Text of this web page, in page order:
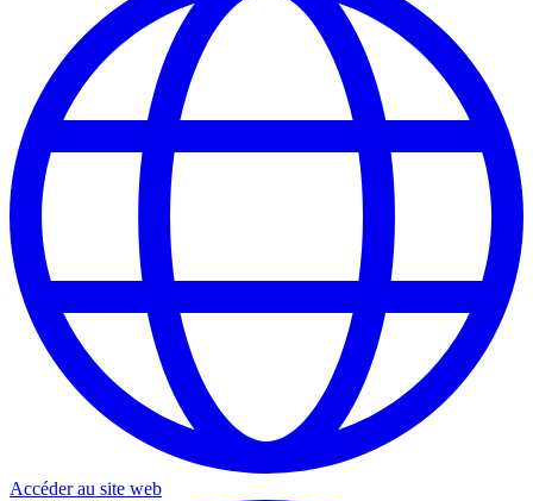
Accéder au site web